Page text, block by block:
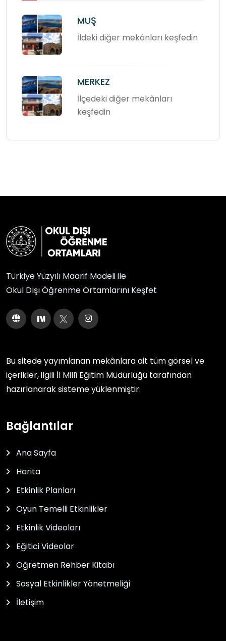
MUŞ
İldeki diğer mekânları keşfedin
MERKEZ
İlçedeki diğer mekânları
keşfedin
Türkiye Yüzyılı Maarif Modeli ile
Okul Dışı Öğrenme Ortamlarını Keşfet
Bu sitede yayımlanan mekânlara ait tüm görsel ve
içerikler, ilgili İl Millî Eğitim Müdürlüğü tarafından
hazırlanarak sisteme yüklenmiştir.
Bağlantılar
Ana Sayfa
Harita
Etkinlik Planları
Oyun Temelli Etkinlikler
Etkinlik Videoları
Eğitici Videolar
Öğretmen Rehber Kitabı
Sosyal Etkinlikler Yönetmeliği
İletişim